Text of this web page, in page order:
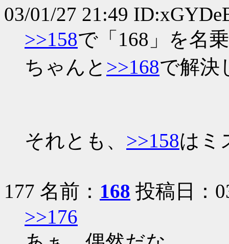
03/01/27 21:49
>>158で「168」を名
ちゃんと >>168で解決
それとも、 >>158はミ
177 名前： 168 投稿日：
>>176